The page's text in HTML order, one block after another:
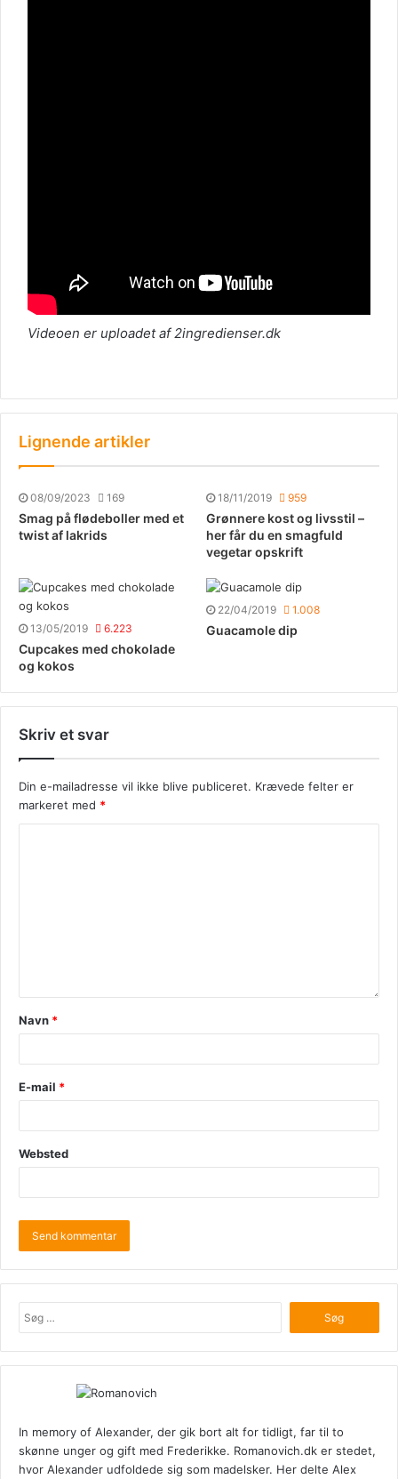
Videoen er uploadet af 2ingredienser.dk
Lignende artikler
08/09/2023 169
Smag på flødeboller med et
twist af lakrids
18/11/2019 959
Grønnere kost og livsstil –
her får du en smagfuld
vegetar opskrift
13/05/2019 6.223
Cupcakes med chokolade
og kokos
22/04/2019 1.008
Guacamole dip
Skriv et svar
Din e-mailadresse vil ikke blive publiceret. Krævede felter er
markeret med *
Navn *
E-mail *
Websted
efter:
In memory of Alexander, der gik bort alt for tidligt, far til to
skønne unger og gift med Frederikke. Romanovich.dk er stedet,
hvor Alexander udfoldede sig som madelsker. Her delte Alex